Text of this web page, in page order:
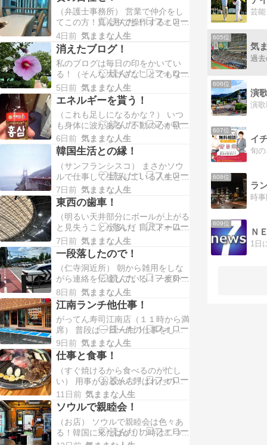
た！店がすずしいのと駅から近いか
らです！少し早めに着いたのでまた
空いて...
（弁護士事務所） 営業で仲介をし
てこの方！真ん中で操作することも
できず殆んど相手のことを確実に伝
える私！それが時には出来ないこと
もあった！ここだけの話にしてくれ
と言う○！□に言えない！しかし話
は進めて...
4日前 気ままな人生
消えたブログ！
私のブログは毎日の印をかいてい
る！（そんな大げさなことでもない
ですが）何かの役に立つのかと思い
かなり詳しく書いて完成した！とこ
ろがひょとした指先の加減で消えて
しまった！そこで私が思ったのはそ
んな事...
5日前 気ままな人生
エネルギーを貰う！
（これも足しになるかな？） いつ
も身体に波がある！不動の心が欲し
い！エネルギーが欲しい！ちゃんと
エネルギーは受け取ることができ
る！素直になると力が湧いてくる！
時間があるとつまらないことを考え
ますね...
6日前 気ままな人生
韓国生活との縁！
（サンフランシスコ） まさかソウ
ルで仕事して生活している人生とは
思いもしなかった！田舎者が憧れで
東京に出た！大阪を考えたこともな
かった！あることで東京大阪を往復
する事が多くなった！私のいた会社
は赤坂...
7日前 気ままな人生
東西の歯車！
（明るい天井部分にボールが上がる
と見失うことが多い）高尺ドーム
間で色々調整をしている！真ん中で
会議中は上手く行っている！離れて
調整するとちぐはぐになる！上手く
成立させるために双方考えているの
でし...
7日前 気ままな人生
一段落したので！
（仁寺洞近所） 朝から雑用をしな
がら連絡を伝達している！一度外に
出たら蒸し暑いので汗がでる！昔
30代の頃汗を書いた時期のように
汗がでる！一つの用事が終り家に戻
り着替えて再びでかける！ 今度は
大使館にパ...
8日前 気ままな人生
江南ランチ他仕事！
がってん寿司江南店（１１時から満
席） 普段は一日一件の仕事をして
いる！夏場になると仕事が多くな
る！まずは仕事ではないがランチ
会！久しぶりに在宅勤務の人が出勤
したのでとランチ会に参加してくれ
た！そして...
9日前 気ままな人生
仕事と食事！
（すぐ焼けるから食べるのが忙し
い） 用事があるから呼ばれたので
しょう！1時間前後の時間をかけて
行く！交通は便利だ！コーヒーを飲
んで挨拶！そして肉を食べながら会
議！事務所に戻り会議！ 雑談から
入る！そし...
11日前 気ままな人生
ソウルで親睦会！
（お店） ソウルで親睦会は色々あ
る！韓国に來たばかりの時は二つほ
どしかなかった！そこでその両方は
芸
605位
気
606位
演
607位
イ
608位
ラ
609位
Ｎ